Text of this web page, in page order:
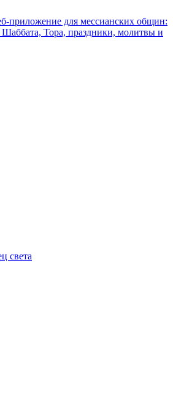
приложение для мессианских общин:
Шаббата, Тора, праздники, молитвы и
света